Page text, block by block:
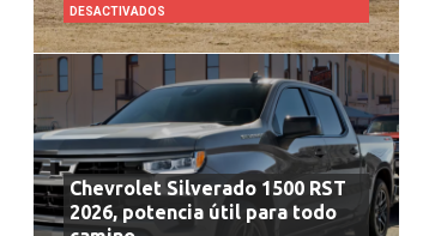
DESACTIVADOS
Chevrolet Silverado 1500 RST
2026, potencia útil para todo